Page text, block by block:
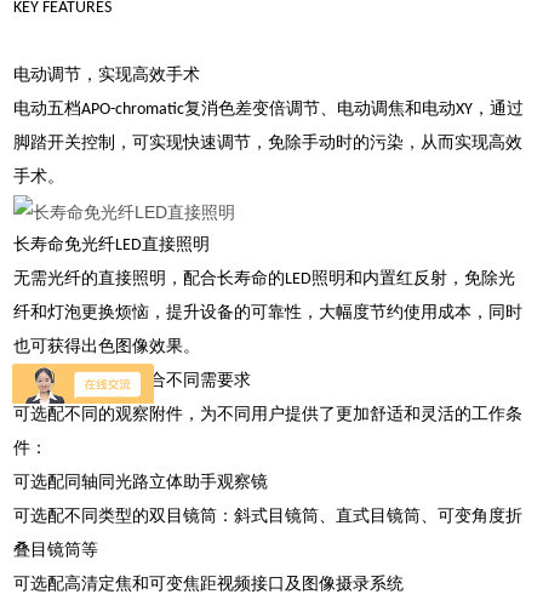
KEY FEATURES
电动调节，实现高效手术
电动五档APO-chromatic复消色差变倍调节、电动调焦和电动XY，通过
脚踏开关控制，可实现快速调节，免除手动时的污染，从而实现高效
手术。
长寿命免光纤LED直接照明
无需光纤的直接照明，配合长寿命的LED照明和内置红反射，免除光
纤和灯泡更换烦恼，提升设备的可靠性，大幅度节约使用成本，同时
也可获得出色图像效果。
灵活的附件配置适合不同需要求
可选配不同的观察附件，为不同用户提供了更加舒适和灵活的工作条
件：
可选配同轴同光路立体助手观察镜
可选配不同类型的双目镜筒：斜式目镜筒、直式目镜筒、可变角度折
叠目镜筒等
可选配高清定焦和可变焦距视频接口及图像摄录系统